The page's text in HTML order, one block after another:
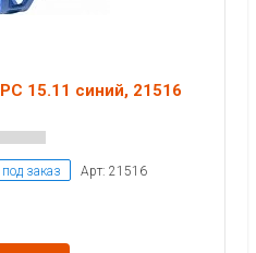
15.11 синий, 21516
заказ Арт: 21516